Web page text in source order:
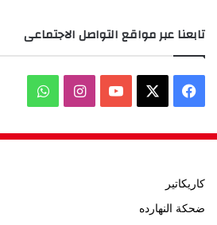
تابعنا عبر مواقع التواصل الاجتماعى
فيسبوك ‫YouTubeانستقرامواتساب
كاريكاتير
ضحكة النهارده